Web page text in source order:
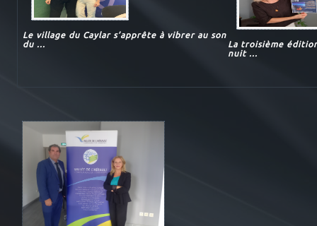
Le village du Caylar s’apprête à vibrer au son
du ...
La troisième
nuit ...